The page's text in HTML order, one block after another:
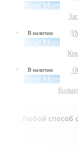
Read More
В наличии
Read More
В наличии
Read More
Любой способ